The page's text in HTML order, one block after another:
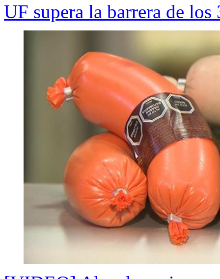
UF supera la barrera de los